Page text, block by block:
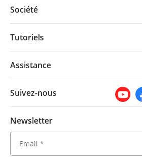
Société
Tutoriels
Assistance
Suivez-nous
Newsletter